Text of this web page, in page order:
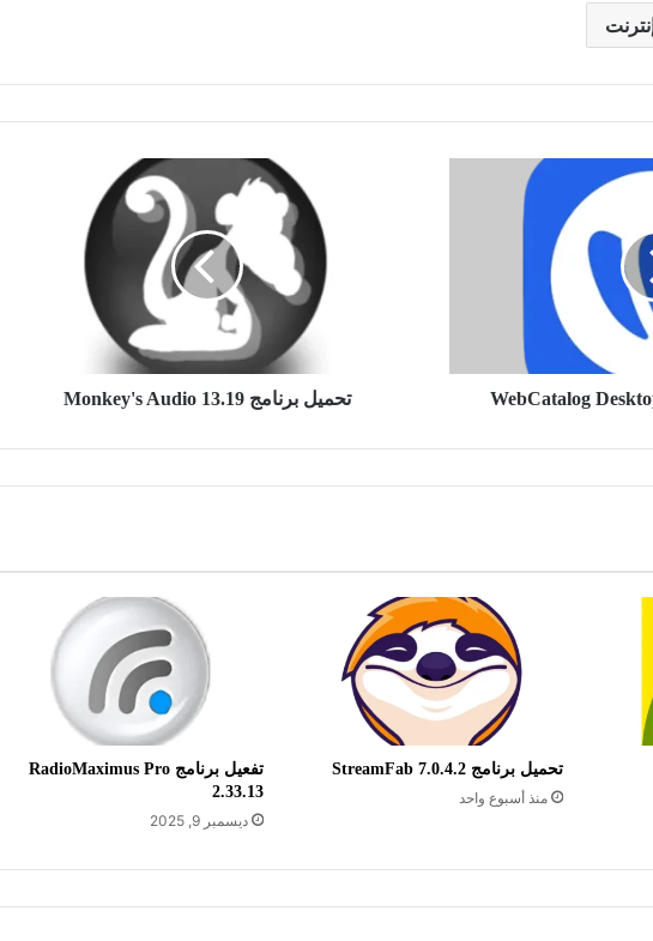
تحميل برنامج Monkey's Audio 13.19
تحميل برنامج StreamFab 7.0.4.2
منذ أسبوع واحد
تفعيل برنامج RadioMaximus Pro
2.33.13
ديسمبر 9, 2025